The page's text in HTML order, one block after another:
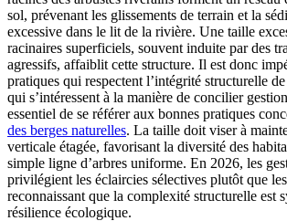
sol, prévenant les glissements de terrain et la
excessive dans le lit de la rivière. Une taille
racinaires superficiels, souvent induite par des
agressifs, affaiblit cette structure. Il est donc
pratiques qui respectent l’intégrité structurelle
qui s’intéressent à la manière de concilier
essentiel de se référer aux bonnes pratiques
des berges naturelles. La taille doit viser à
verticale étagée, favorisant la diversité des
simple ligne d’arbres uniforme. En 2026, les
privilégient les éclaircies sélectives plutôt que
reconnaissant que la complexité structurelle est
résilience écologique.